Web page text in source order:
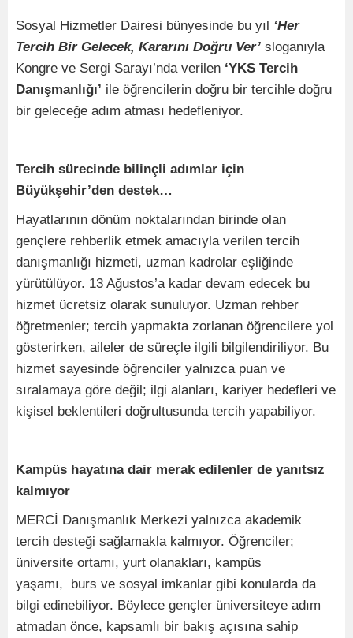
Sosyal Hizmetler Dairesi bünyesinde bu yıl ‘Her
Tercih Bir Gelecek, Kararını Doğru Ver’ sloganıyla
Kongre ve Sergi Sarayı’nda verilen ‘YKS Tercih
Danışmanlığı’ ile öğrencilerin doğru bir tercihle doğru
bir geleceğe adım atması hedefleniyor.
Tercih sürecinde bilinçli adımlar için
Büyükşehir’den destek…
Hayatlarının dönüm noktalarından birinde olan
gençlere rehberlik etmek amacıyla verilen tercih
danışmanlığı hizmeti, uzman kadrolar eşliğinde
yürütülüyor. 13 Ağustos’a kadar devam edecek bu
hizmet ücretsiz olarak sunuluyor. Uzman rehber
öğretmenler; tercih yapmakta zorlanan öğrencilere yol
gösterirken, aileler de süreçle ilgili bilgilendiriliyor. Bu
hizmet sayesinde öğrenciler yalnızca puan ve
sıralamaya göre değil; ilgi alanları, kariyer hedefleri ve
kişisel beklentileri doğrultusunda tercih yapabiliyor.
Kampüs hayatına dair merak edilenler de yanıtsız
kalmıyor
MERCİ Danışmanlık Merkezi yalnızca akademik
tercih desteği sağlamakla kalmıyor. Öğrenciler;
üniversite ortamı, yurt olanakları, kampüs
yaşamı, burs ve sosyal imkanlar gibi konularda da
bilgi edinebiliyor. Böylece gençler üniversiteye adım
atmadan önce, kapsamlı bir bakış açısına sahip